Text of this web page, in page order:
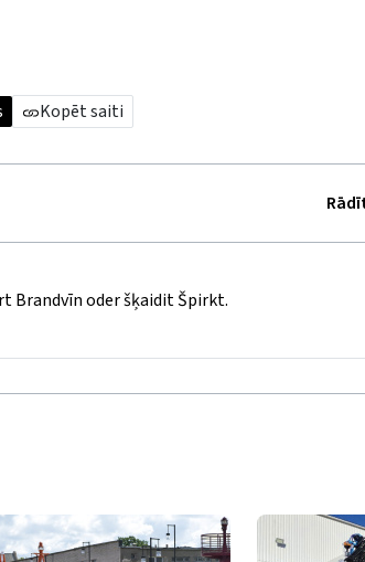
Kopēt saiti
Brandvīn oder šķaidit Špirkt.